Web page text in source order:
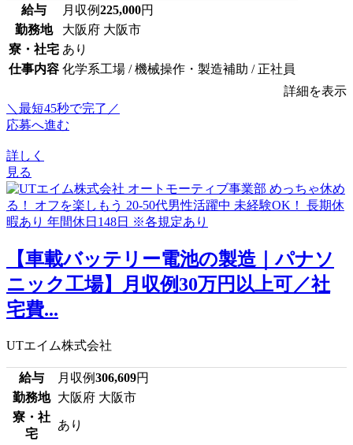
給与 月収例225,000円
勤務地
大阪府 大阪市
寮・社宅 あり
仕事内容 化学系工場 / 機械操作・製造補助 / 正社員
詳細を表示
＼最短45秒で完了／
応募へ進む
詳しく
見る
【車載バッテリー電池の製造｜パナソ
ニック工場】月収例30万円以上可／社
宅費...
UTエイム株式会社
給与 月収例306,609円
勤務地 大阪府 大阪市
寮・社
宅
あり